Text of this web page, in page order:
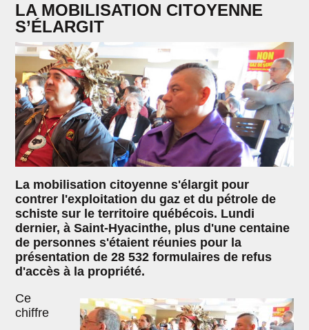
LA MOBILISATION CITOYENNE
S’ÉLARGIT
La mobilisation citoyenne s'élargit pour
contrer l'exploitation du gaz et du pétrole de
schiste sur le territoire québécois. Lundi
dernier, à Saint-Hyacinthe, plus d'une centaine
de personnes s'étaient réunies pour la
présentation de 28 532 formulaires de refus
d'accès à la propriété.
Ce
chiffre